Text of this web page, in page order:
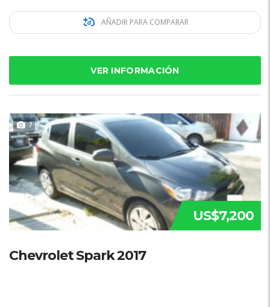
AÑADIR PARA COMPARAR
VER INFORMACIÓN
7
US$7,200
Chevrolet Spark 2017